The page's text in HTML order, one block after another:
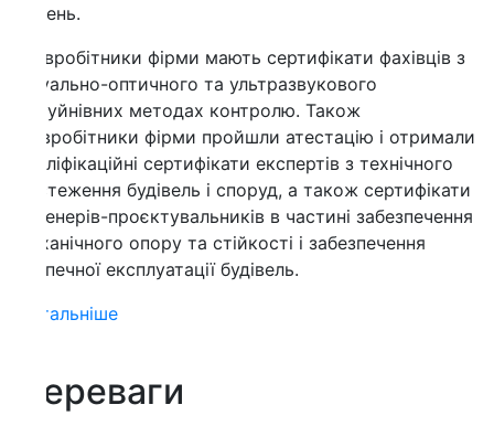
фірми мають сертифікати фахівців з
оптичного та ультразвукового
методах контролю. Також
фірми пройшли атестацію і отримали
сертифікати експертів з технічного
будівель і споруд, а також сертифікати
проєктувальників в частині забезпечення
опору та стійкості і забезпечення
експлуатації будівель.